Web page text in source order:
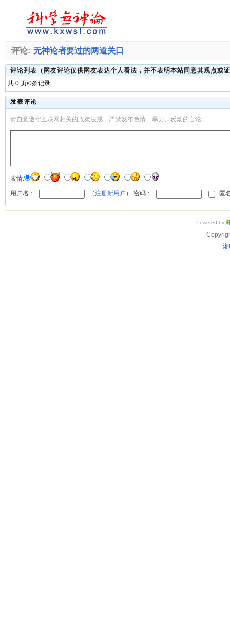
评论: 无神论者要过的两道关口
评论列表（网友评论仅供网友表达个人看法，并不表明本站同意其观点或
共 0 页/0条记录
发表评论
请自觉遵守互联网相关的政策法规，严禁发布色情、暴力、反动的言论。
表情:
用户名： （注册新用户 ） 密码： 匿
Powered by